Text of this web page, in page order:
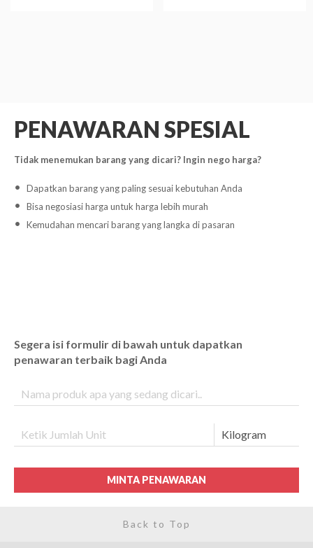
PENAWARAN SPESIAL
Tidak menemukan barang yang dicari? Ingin nego harga?
Dapatkan barang yang paling sesuai kebutuhan Anda
Bisa negosiasi harga untuk harga lebih murah
Kemudahan mencari barang yang langka di pasaran
Segera isi formulir di bawah untuk dapatkan
penawaran terbaik bagi Anda
MINTA PENAWARAN
Back to Top